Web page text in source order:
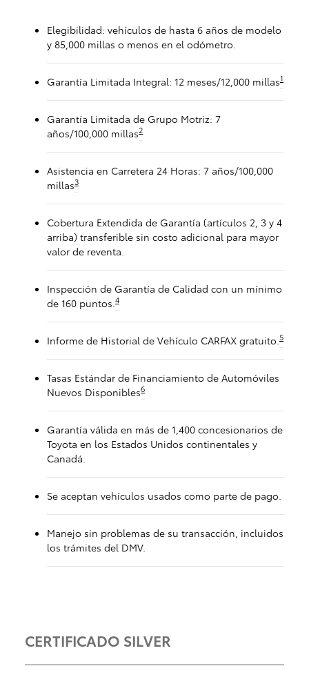
Elegibilidad: vehículos de hasta 6 años de modelo
y 85,000 millas o menos en el odómetro.
Garantía Limitada Integral: 12 meses/12,000 millas1
Garantía Limitada de Grupo Motriz: 7
años/100,000 millas2
Asistencia en Carretera 24 Horas: 7 años/100,000
millas3
Cobertura Extendida de Garantía (artículos 2, 3 y 4
arriba) transferible sin costo adicional para mayor
valor de reventa.
Inspección de Garantía de Calidad con un mínimo
de 160 puntos. 4
Informe de Historial de Vehículo CARFAX gratuito. 5
Tasas Estándar de Financiamiento de Automóviles
Nuevos Disponibles6
Garantía válida en más de 1,400 concesionarios de
Toyota en los Estados Unidos continentales y
Canadá.
Se aceptan vehículos usados como parte de pago.
Manejo sin problemas de su transacción, incluidos
los trámites del DMV.
CERTIFICADO SILVER